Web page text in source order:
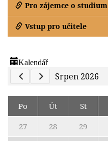
Pro zájemce o studium
Vstup pro učitele
Kalendář
Previous Calendar
Next Calendar
Srpen 2026
Po Út St
27
28 29